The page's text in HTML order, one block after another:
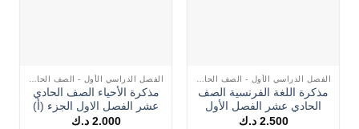
مذكرة اللغة الفرنسية الصف
الحادي عشر الفصل الأول
2.500 د.ك
مذكرة الأحياء الصف الحادي
عشر الفصل الاول الجزء (أ)
2.000 د.ك